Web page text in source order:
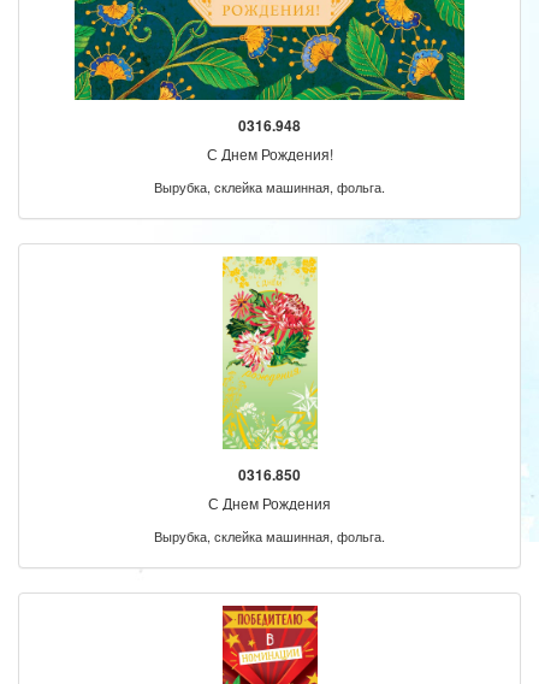
0316.948
С Днем Рождения!
Вырубка, склейка машинная, фольга.
0316.850
С Днем Рождения
Вырубка, склейка машинная, фольга.